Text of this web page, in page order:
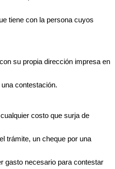
tiene con la persona cuyos
su propia dirección impresa en
contestación.
costo que surja de
trámite, un cheque por una
gasto necesario para contestar